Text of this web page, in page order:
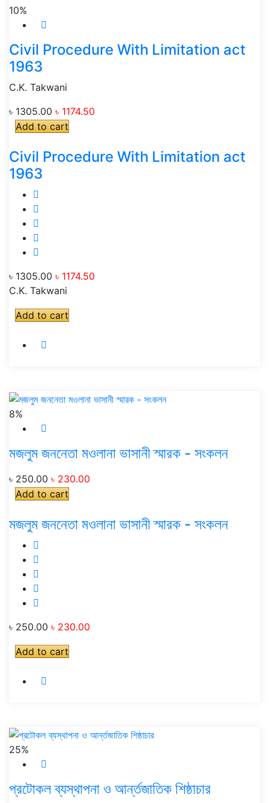
10%
Civil Procedure With Limitation act
1963
C.K. Takwani
৳ 1305.00 ৳ 1174.50
Add to cart
Civil Procedure With Limitation act
1963
৳ 1305.00 ৳ 1174.50
C.K. Takwani
Add to cart
8%
মজলুম জননেতা মওলানা ভাসানী স্মারক - সংকলন
৳ 250.00 ৳ 230.00
Add to cart
মজলুম জননেতা মওলানা ভাসানী স্মারক - সংকলন
৳ 250.00 ৳ 230.00
Add to cart
25%
প্রটোকল ব্যস্থাপনা ও আর্ন্তজাতিক শিষ্ঠাচার